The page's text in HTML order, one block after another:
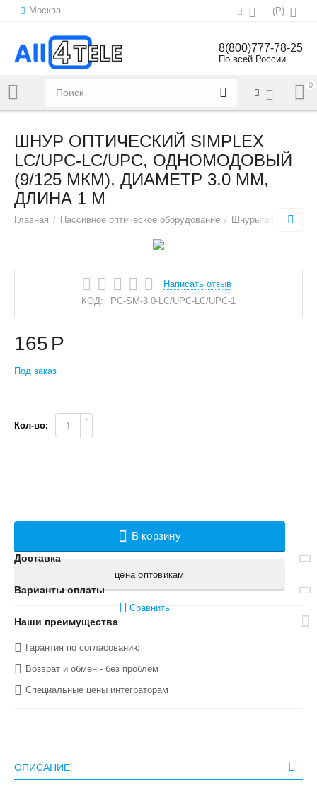
Москва (Р)
Напишите нам:sales@all4tele.com
8(800)777-78-25
По всей России
0
ШНУР ОПТИЧЕСКИЙ SIMPLEX
LC/UPC-LC/UPC, ОДНОМОДОВЫЙ
(9/125 МКМ), ДИАМЕТР 3.0 ММ,
ДЛИНА 1 М
Главная / Пассивное оптическое оборудование / Шнуры оптические
Написать отзыв
КОД:
PC-SM-3.0-LC/UPC-LC/UPC-1
165 Р
Под заказ
Кол-во:
+
−
В корзину
цена оптовикам
Сравнить
Доставка
Варианты оплаты
Наши преимущества
Гарантия по согласованию
Возврат и обмен - без проблем
Специальные цены интеграторам
ОПИСАНИЕ